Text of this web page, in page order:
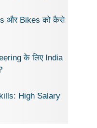
और Bikes को कैसे
के लिए India
High Salary